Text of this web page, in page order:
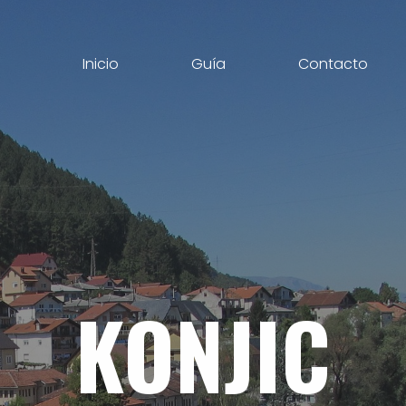
Inicio Guía Contacto
KONJIC